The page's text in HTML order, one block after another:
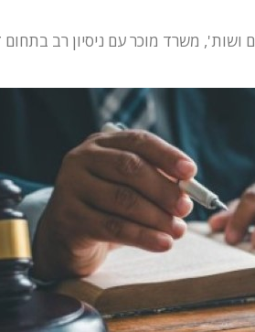
ושות', משרד מוכר עם ניסיון רב